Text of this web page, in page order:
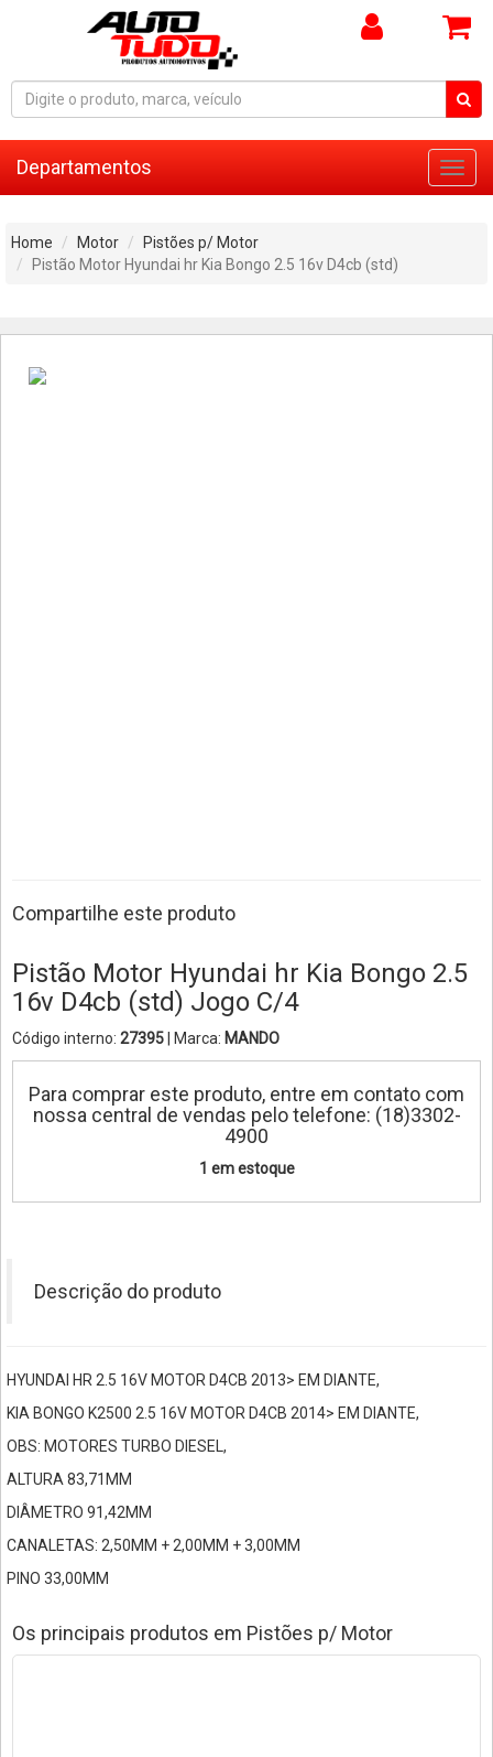
Departamentos
Home Motor
Pistões p/ Motor
Pistão Motor Hyundai hr Kia Bongo 2.5 16v D4cb (std)
Compartilhe este produto
Pistão Motor Hyundai hr Kia Bongo 2.5
16v D4cb (std) Jogo C/4
Código interno: 27395 | Marca: MANDO
Para comprar este produto, entre em contato com
nossa central de vendas pelo telefone: (18)3302-
4900
1 em estoque
Descrição do produto
HYUNDAI HR 2.5 16V MOTOR D4CB 2013> EM DIANTE,
KIA BONGO K2500 2.5 16V MOTOR D4CB 2014> EM DIANTE,
OBS: MOTORES TURBO DIESEL,
ALTURA 83,71MM
DIÂMETRO 91,42MM
CANALETAS: 2,50MM + 2,00MM + 3,00MM
PINO 33,00MM
Os principais produtos em Pistões p/ Motor